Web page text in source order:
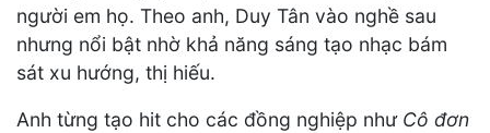
người em họ. Theo anh, Duy Tân vào nghề sau
nhưng nổi bật nhờ khả năng sáng tạo nhạc bám
sát xu hướng, thị hiếu.
Anh từng tạo hit cho các đồng nghiệp như Cô đơn